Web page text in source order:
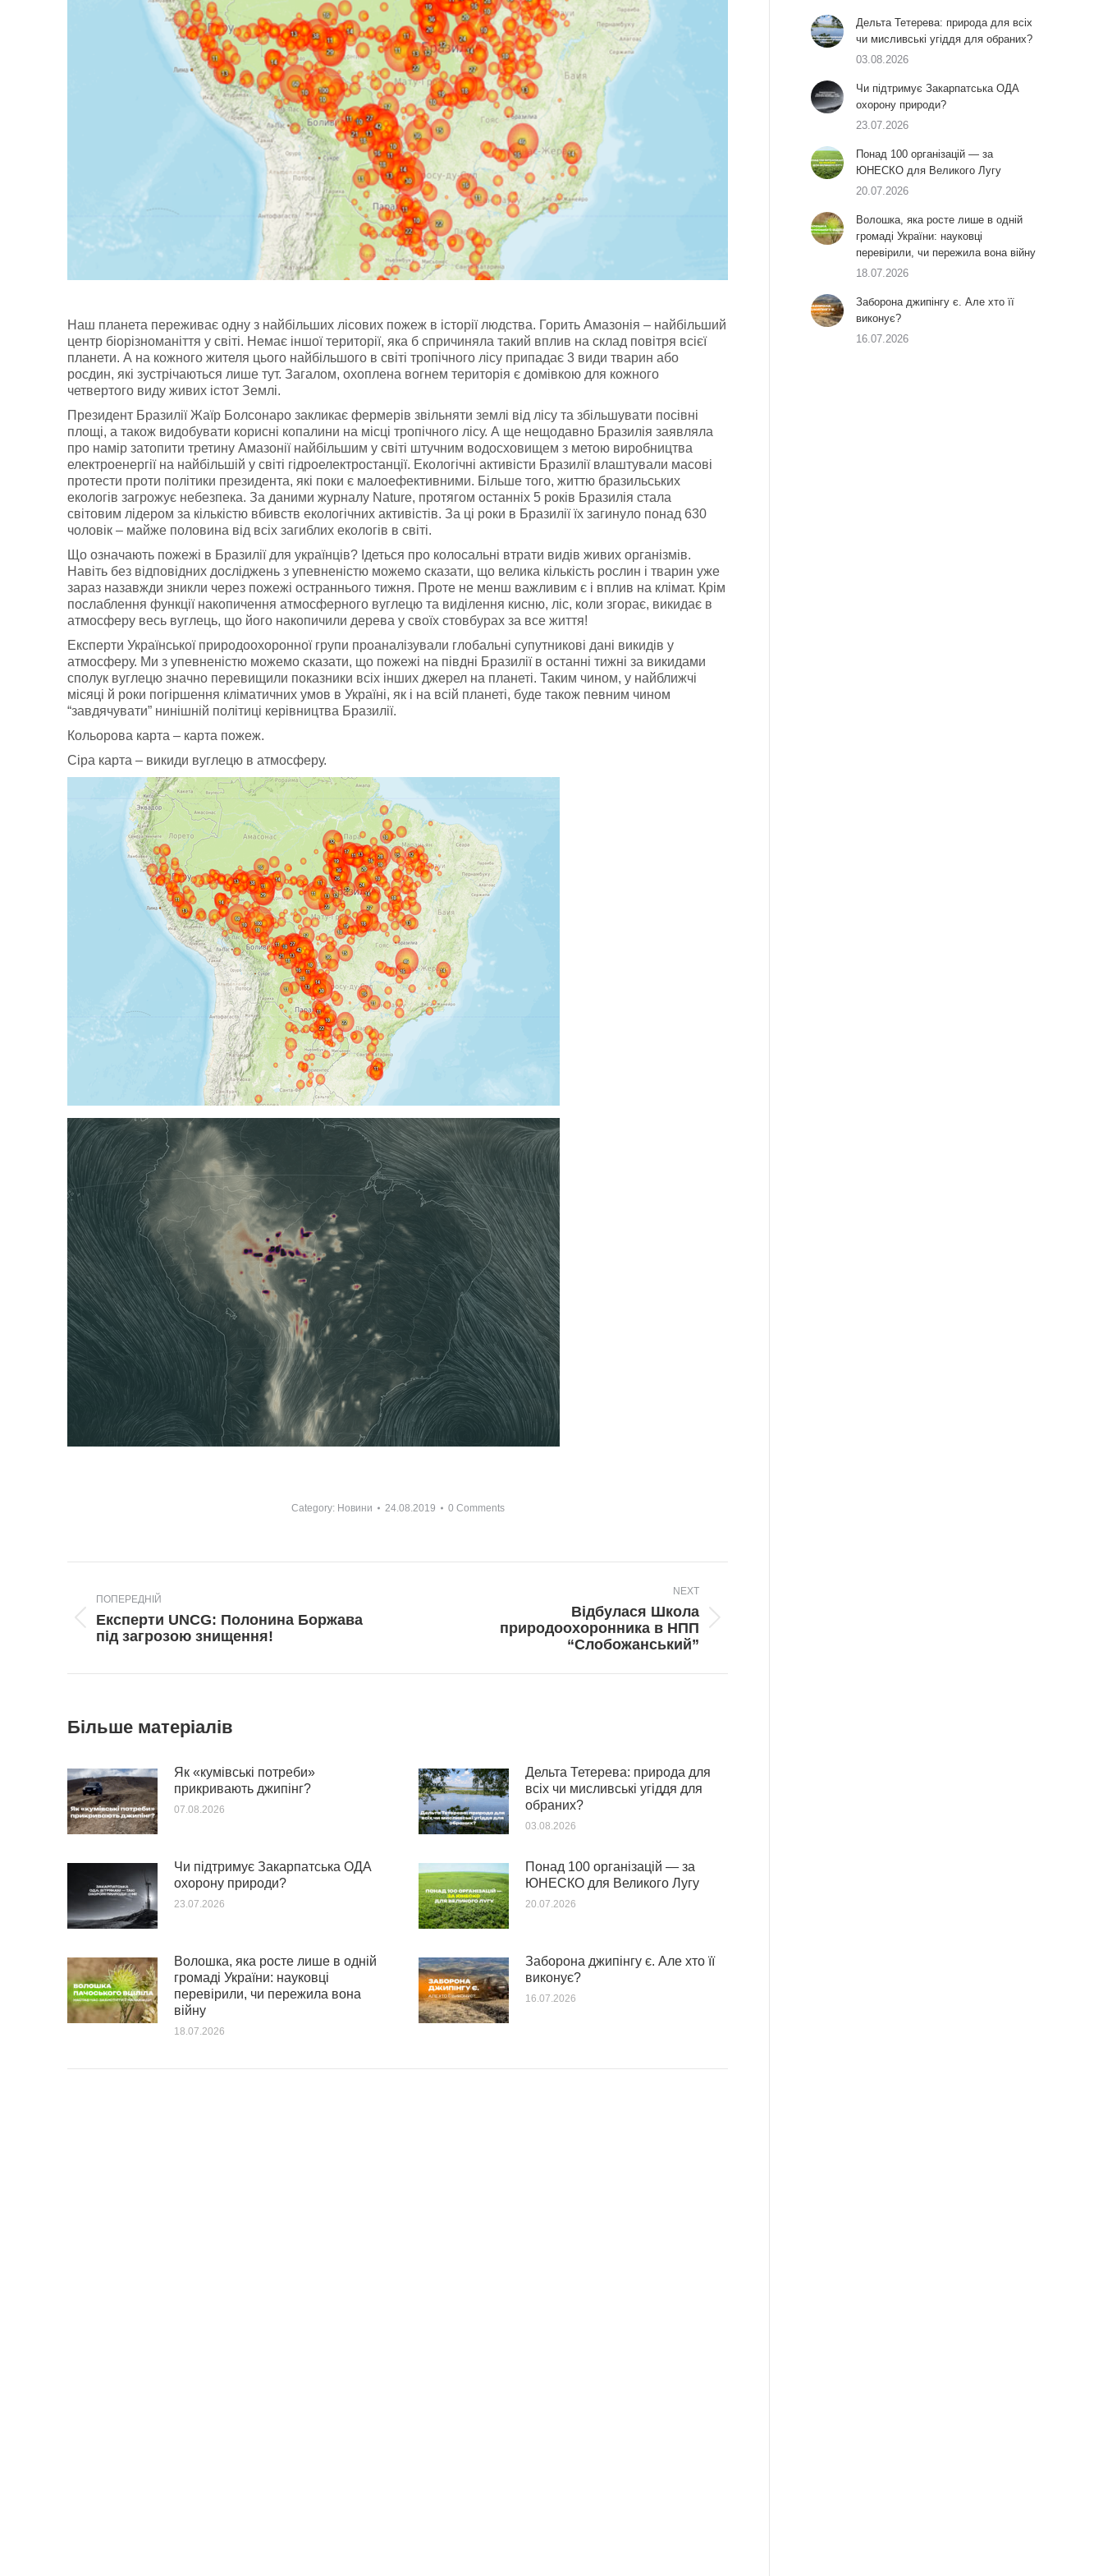
Наш планета переживає одну з найбільших лісових пожеж в історії людства. Горить Амазонія – найбільший
центр біорізноманіття у світі. Немає іншої території, яка б спричиняла такий вплив на склад повітря всієї
планети. А на кожного жителя цього найбільшого в світі тропічного лісу припадає 3 види тварин або
росдин, які зустрічаються лише тут. Загалом, охоплена вогнем територія є домівкою для кожного
четвертого виду живих істот Землі.
Президент Бразилії Жаїр Болсонаро закликає фермерів звільняти землі від лісу та збільшувати посівні
площі, а також видобувати корисні копалини на місці тропічного лісу. А ще нещодавно Бразилія заявляла
про намір затопити третину Амазонії найбільшим у світі штучним водосховищем з метою виробництва
електроенергії на найбільшій у світі гідроелектростанції. Екологічні активісти Бразилії влаштували масові
протести проти політики президента, які поки є малоефективними. Більше того, життю бразильських
екологів загрожує небезпека. За даними журналу Nature, протягом останніх 5 років Бразилія стала
світовим лідером за кількістю вбивств екологічних активістів. За ці роки в Бразилії їх загинуло понад 630
чоловік – майже половина від всіх загиблих екологів в світі.
Що означають пожежі в Бразилії для українців? Ідеться про колосальні втрати видів живих організмів.
Навіть без відповідних досліджень з упевненістю можемо сказати, що велика кількість рослин і тварин уже
зараз назавжди зникли через пожежі остраннього тижня. Проте не менш важливим є і вплив на клімат. Крім
послаблення функції накопичення атмосферного вуглецю та виділення кисню, ліс, коли згорає, викидає в
атмосферу весь вуглець, що його накопичили дерева у своїх стовбурах за все життя!
Експерти Української природоохоронної групи проаналізували глобальні супутникові дані викидів у
атмосферу. Ми з упевненістю можемо сказати, що пожежі на півдні Бразилії в останні тижні за викидами
сполук вуглецю значно перевищили показники всіх інших джерел на планеті. Таким чином, у найближчі
місяці й роки погіршення кліматичних умов в Україні, як і на всій планеті, буде також певним чином
“завдячувати” нинішній політиці керівництва Бразилії.
Кольорова карта – карта пожеж.
Сіра карта – викиди вуглецю в атмосферу.
Category: Новини 24.08.2019 0 Comments
navigation
ПОПЕРЕДНІЙ
Попередній
пост:
Експерти UNCG: Полонина Боржава
під загрозою знищення!
NEXT
Відбулася Школа
природоохоронника в НПП
“Слобожанський”
Більше матеріалів
Як «кумівські потреби»
прикривають джипінг?
07.08.2026
Дельта Тетерева: природа для
всіх чи мисливські угіддя для
обраних?
03.08.2026
Чи підтримує Закарпатська ОДА
охорону природи?
23.07.2026
Понад 100 організацій — за
ЮНЕСКО для Великого Лугу
20.07.2026
Волошка, яка росте лише в одній
громаді України: науковці
перевірили, чи пережила вона
війну
18.07.2026
Заборона джипінгу є. Але хто її
виконує?
16.07.2026
Дельта Тетерева: природа для всіх
чи мисливські угіддя для обраних?
03.08.2026
Чи підтримує Закарпатська ОДА
охорону природи?
23.07.2026
Понад 100 організацій — за
ЮНЕСКО для Великого Лугу
20.07.2026
Волошка, яка росте лише в одній
громаді України: науковці
перевірили, чи пережила вона війну
18.07.2026
Заборона джипінгу є. Але хто її
виконує?
16.07.2026